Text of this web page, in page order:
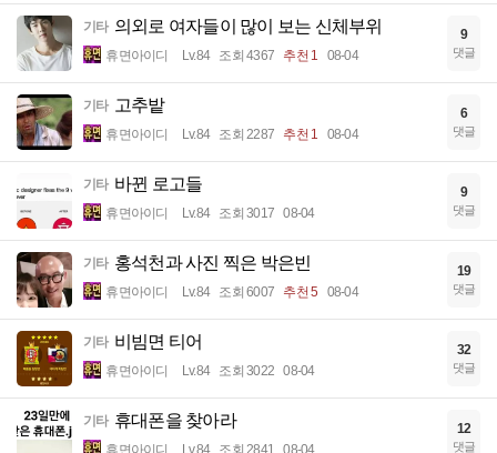
기타 의외로 여자들이 많이 보는 신체부위
휴면아이디 Lv.84 조회 4367 추천 1 08-04
9
댓글
기타 고추밭
휴면아이디 Lv.84 조회 2287 추천 1 08-04
6
댓글
기타 바뀐 로고들
휴면아이디 Lv.84 조회 3017 08-04
9
댓글
기타 홍석천과 사진 찍은 박은빈
휴면아이디 Lv.84 조회 6007 추천 5 08-04
19
댓글
기타 비빔면 티어
휴면아이디 Lv.84 조회 3022 08-04
32
댓글
기타 휴대폰을 찾아라
휴면아이디 Lv.84 조회 2841 08-04
12
댓글